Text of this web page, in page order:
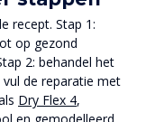
recept. Stap 1:
op gezond
2: behandel het
de reparatie met
Dry Flex 4,